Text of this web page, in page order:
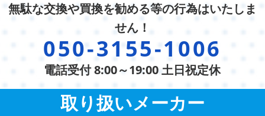
無駄な交換や買換を勧める等の行為はいたしま
せん！
050-3155-1006
電話受付 8:00～19:00 土日祝定休
取り扱いメーカー